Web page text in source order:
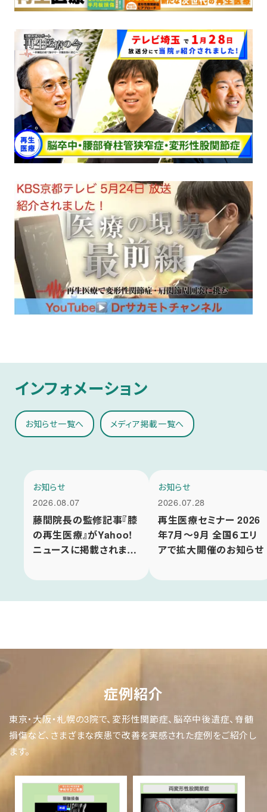
インフォメーション
お知らせ一覧へ メディア掲載一覧へ
お知らせ
2026.08.07
藤間院長の監修記事『膝
の再生医療』がYahoo!
ニュースに掲載されまし
お知らせ
2026.07.28
再生医療セミナー 2026
年7月〜9月 全国６エリ
アで拡大開催のお知らせ
症例紹介
東京・大阪・札幌の3院で、変形性関節症、脳卒中後遺症、脊髄
損傷など、さまざまな疾患で改善を実感された症例をご紹介し
ます。